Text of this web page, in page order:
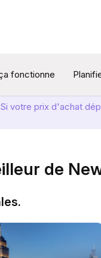
fonctionne
Si votre prix d'achat
de